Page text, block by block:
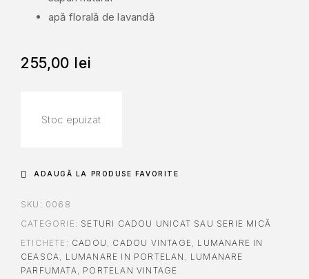
apă florală de lavandă
255,00 lei
Stoc epuizat
ADAUGĂ LA PRODUSE FAVORITE
SKU: 0068
CATEGORIE: SETURI CADOU UNICAT SAU SERIE MICĂ
ETICHETE: CADOU , CADOU VINTAGE, LUMANARE IN
CEASCA, LUMANARE IN PORTELAN , LUMANARE
PARFUMATA, PORTELAN VINTAGE